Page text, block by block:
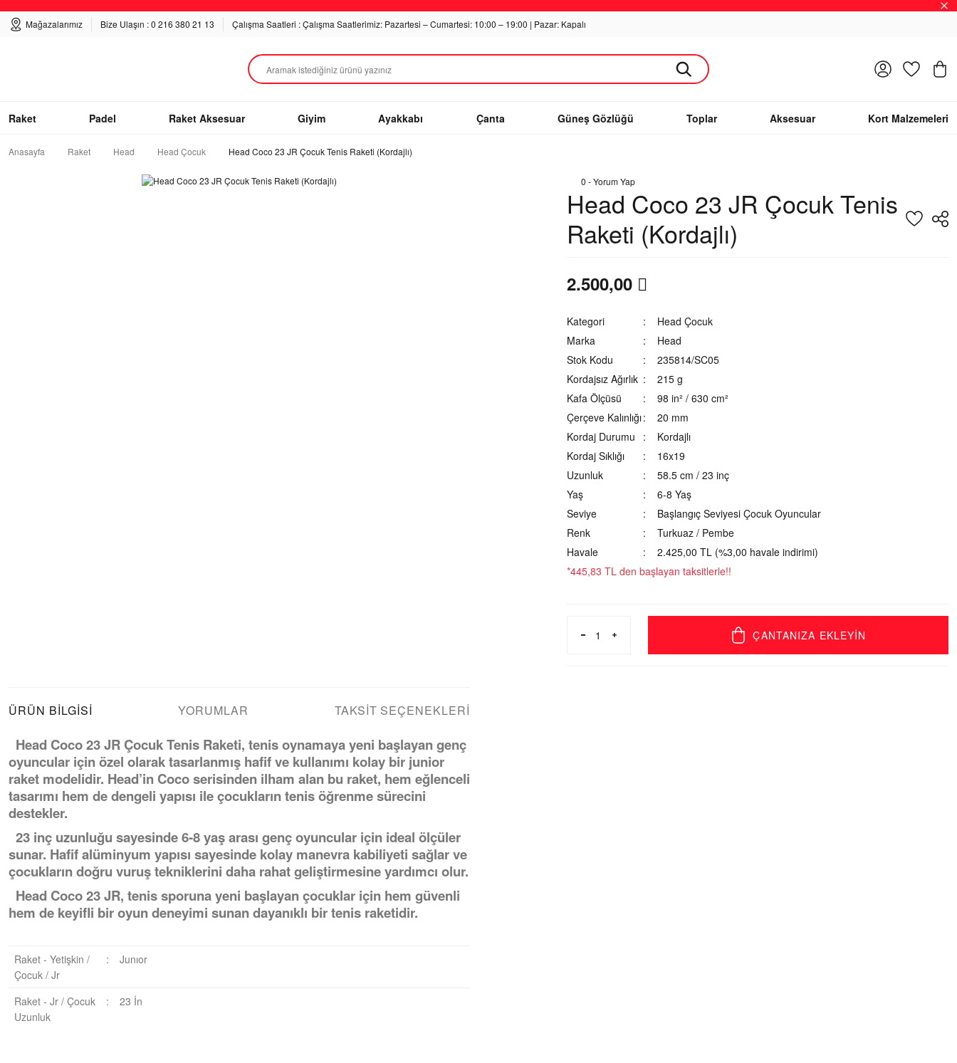
Mağazalarımız Bize Ulaşın : 0 216 380 21 13 Çalışma Saatleri : Çalışma Saatlerimiz: Pazartesi – Cumartesi: 10:00 – 19:00 | Pazar: Kapalı
Giriş Yap
Raket Padel Raket Aksesuar Giyim Ayakkabı Çanta Güneş Gözlüğü Toplar Aksesuar Kort Malzemeleri
Anasayfa Raket Head Head Çocuk Head Coco 23 JR Çocuk Tenis Raketi (Kordajlı)
ÜRÜN BILGISI YORUMLAR TAKSIT SEÇENEKLERI
Head Coco 23 JR Çocuk Tenis Raketi, tenis oynamaya yeni başlayan genç
oyuncular için özel olarak tasarlanmış hafif ve kullanımı kolay bir junior
raket modelidir. Head’in Coco serisinden ilham alan bu raket, hem eğlenceli
tasarımı hem de dengeli yapısı ile çocukların tenis öğrenme sürecini
destekler.
23 inç uzunluğu sayesinde 6-8 yaş arası genç oyuncular için ideal ölçüler
sunar. Hafif alüminyum yapısı sayesinde kolay manevra kabiliyeti sağlar ve
çocukların doğru vuruş tekniklerini daha rahat geliştirmesine yardımcı olur.
Head Coco 23 JR, tenis sporuna yeni başlayan çocuklar için hem güvenli
hem de keyifli bir oyun deneyimi sunan dayanıklı bir tenis raketidir.
Raket - Yetişkin /
Çocuk / Jr
: Junıor
Raket - Jr / Çocuk
Uzunluk
: 23 İn
0 - Yorum Yap
Head Coco 23 JR Çocuk Tenis
Raketi (Kordajlı)
2.500,00
Kategori
Head Çocuk
Marka
Head
Stok Kodu
235814/SC05
Kordajsız Ağırlık
215 g
Kafa Ölçüsü
98 in² / 630 cm²
Çerçeve Kalınlığı
20 mm
Kordaj Durumu
Kordajlı
Kordaj Sıklığı
16x19
Uzunluk
58.5 cm / 23 inç
Yaş
6-8 Yaş
Seviye
Başlangıç Seviyesi Çocuk Oyuncular
Renk
Turkuaz / Pembe
Havale
2.425,00 TL (%3,00 havale indirimi)
*445,83 TL den başlayan taksitlerle!!
ÇANTANIZA EKLEYİN